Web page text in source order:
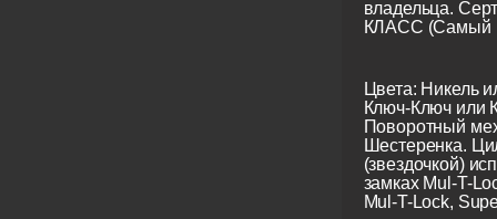
владельца.
КЛАСС (Самый
Цвета: Никель
Ключ-Ключ или
Поворотный
Шестеренка.
(звездочкой)
замках Mul-T-
Mul-T-Lock,